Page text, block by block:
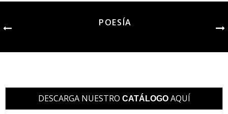
POESÍA
DESCARGA NUESTRO CATÁLOGOAQUÍ